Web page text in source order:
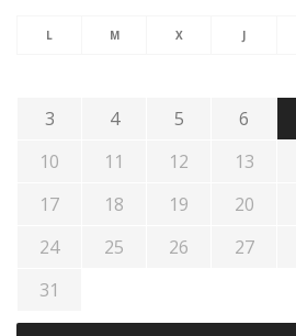
L M X J
3
4 5 6
10
11 12 13
17
18 19 20
24
25 26 27
31